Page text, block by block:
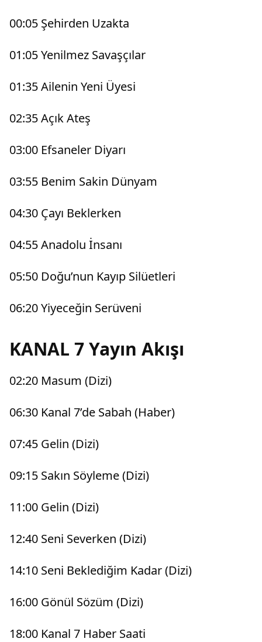
00:05 Şehirden Uzakta
01:05 Yenilmez Savaşçılar
01:35 Ailenin Yeni Üyesi
02:35 Açık Ateş
03:00 Efsaneler Diyarı
03:55 Benim Sakin Dünyam
04:30 Çayı Beklerken
04:55 Anadolu İnsanı
05:50 Doğu’nun Kayıp Silüetleri
06:20 Yiyeceğin Serüveni
KANAL 7 Yayın Akışı
02:20 Masum (Dizi)
06:30 Kanal 7’de Sabah (Haber)
07:45 Gelin (Dizi)
09:15 Sakın Söyleme (Dizi)
11:00 Gelin (Dizi)
12:40 Seni Severken (Dizi)
14:10 Seni Beklediğim Kadar (Dizi)
16:00 Gönül Sözüm (Dizi)
18:00 Kanal 7 Haber Saati